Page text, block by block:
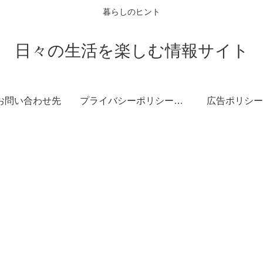
暮らしのヒント
日々の生活を楽しむ情報サイト
問い合わせ先 プライバシーポリシー・免責事項 広告ポリシー